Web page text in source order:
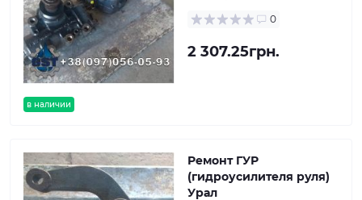
в наличии
0
2 307.25грн.
Ремонт ГУР
(гидроусилителя руля)
Урал